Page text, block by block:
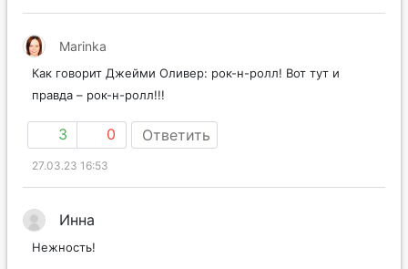
Marinka
Как говорит Джейми Оливер: рок-н-ролл! Вот тут и
правда – рок-н-ролл!!!
3 0 Ответить
27.03.23 16:53
Инна
Нежность!